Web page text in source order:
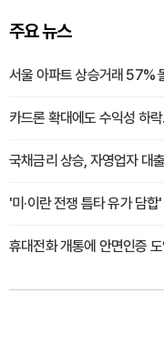
주요 뉴스
서울 아파트 상승거래 57%
카드론 확대에도 수익성 하
국채금리 상승, 자영업자 대
'미·이란 전쟁 틈타 유가 담
휴대전화 개통에 안면인증